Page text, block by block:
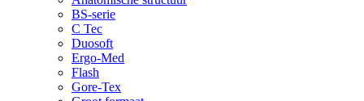
BS-serie
C Tec
Duosoft
Ergo-Med
Flash
Gore-Tex